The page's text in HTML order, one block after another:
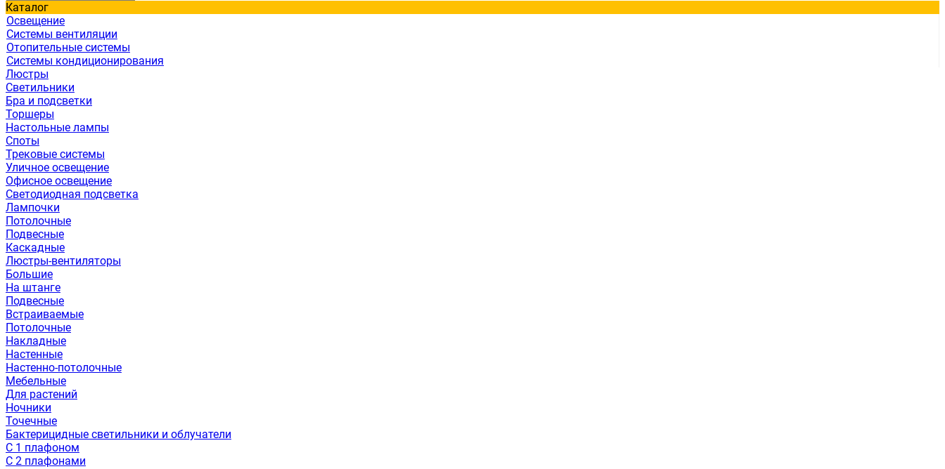
Каталог
Освещение
Системы вентиляции
Отопительные системы
Системы кондиционирования
Люстры
Светильники
Бра и подсветки
Торшеры
Настольные лампы
Споты
Трековые системы
Уличное освещение
Офисное освещение
Светодиодная подсветка
Лампочки
Потолочные
Подвесные
Каскадные
Люстры-вентиляторы
Большие
На штанге
Подвесные
Встраиваемые
Потолочные
Накладные
Настенные
Настенно-потолочные
Мебельные
Для растений
Ночники
Точечные
Бактерицидные светильники и облучатели
С 1 плафоном
С 2 плафонами